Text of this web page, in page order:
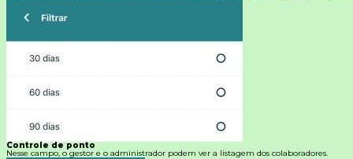
Controle de ponto
Nesse campo, o gestor e o administrador podem ver a listagem dos colaboradores.